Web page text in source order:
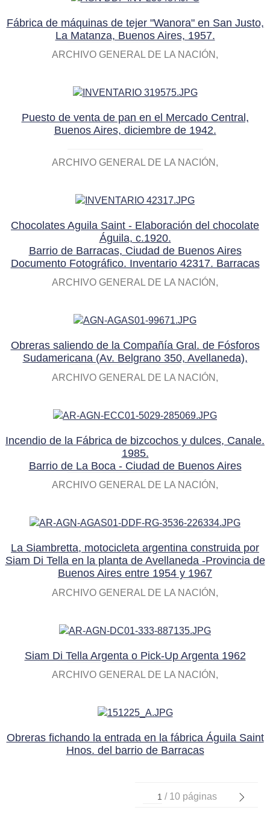
Fábrica de máquinas de tejer "Wanora" en San Justo,
La Matanza, Buenos Aires, 1957.
ARCHIVO GENERAL DE LA NACIÓN
Puesto de venta de pan en el Mercado Central,
Buenos Aires, diciembre de 1942.
ARCHIVO GENERAL DE LA NACIÓN
Chocolates Aguila Saint - Elaboración del chocolate
Águila, c.1920.
Barrio de Barracas, Ciudad de Buenos Aires
Documento Fotográfico. Inventario 42317. Barracas
ARCHIVO GENERAL DE LA NACIÓN
Obreras saliendo de la Compañía Gral. de Fósforos
Sudamericana (Av. Belgrano 350, Avellaneda),
ARCHIVO GENERAL DE LA NACIÓN
Incendio de la Fábrica de bizcochos y dulces, Canale.
1985.
Barrio de La Boca - Ciudad de Buenos Aires
ARCHIVO GENERAL DE LA NACIÓN
La Siambretta, motocicleta argentina construida por
Siam Di Tella en la planta de Avellaneda -Provincia de
Buenos Aires entre 1954 y 1967
ARCHIVO GENERAL DE LA NACIÓN
Siam Di Tella Argenta o Pick-Up Argenta 1962
ARCHIVO GENERAL DE LA NACIÓN
Obreras fichando la entrada en la fábrica Águila Saint
Hnos. del barrio de Barracas
/ 10 páginas